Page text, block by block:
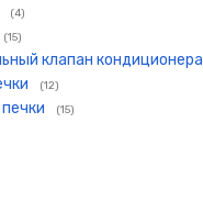
(4)
(15)
клапан кондиционера
(12)
(15)